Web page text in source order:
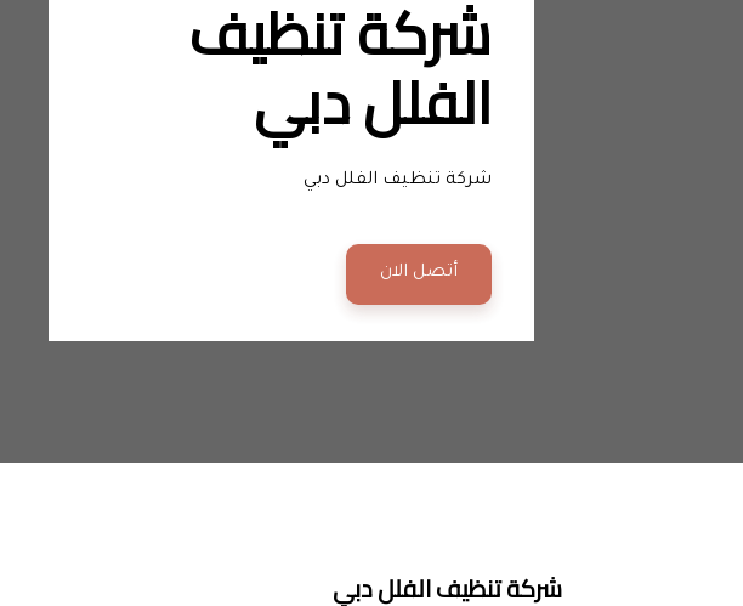
الفلل دبي
شركة تنظيف الفلل دبي
أتصل الان
شركة تنظيف الفلل دبي